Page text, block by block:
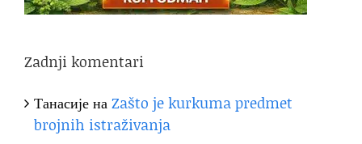
Zadnji komentari
ТанасијенаZašto je kurkuma predmet
brojnih istraživanja